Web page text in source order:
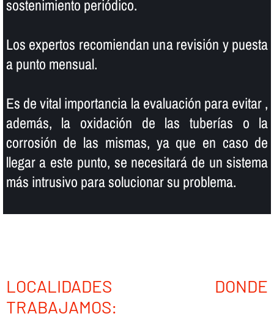
sostenimiento periódico.
Los expertos recomiendan una revisión y puesta
a punto mensual.
Es de vital importancia la evaluación para evitar ,
además, la oxidación de las tuberí­as o la
corrosión de las mismas, ya que en caso de
llegar a este punto, se necesitará de un sistema
más intrusivo para solucionar su problema.
LOCALIDADES DONDE
TRABAJAMOS: